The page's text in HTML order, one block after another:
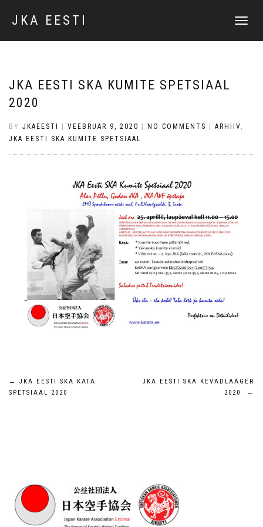
JKA EESTI
TOGGLE
JKA EESTI SKA KUMITE SPETSIAAL
2020
BY JKAEESTI VEEBRUAR 9, 2020 NO COMMENTS ARHIIV,
JKA EESTI SKA KUMITE SPETSIAAL
Navigeerimine
←
JKA EESTI SKA KATA
SPETSIAAL 2020
JKA EESTI SKA KEVADLAAGER
2020
→